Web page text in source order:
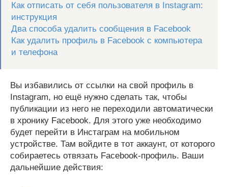
Как отписать от себя пользователя в Instagram:
инструкция
Два способа удалить сообщения в Facebook
Как удалить профиль в Facebook с компьютера
и телефона
Вы избавились от ссылки на свой профиль в
Instagram, но ещё нужно сделать так, чтобы
публикации из него не переходили автоматически
в хронику Facebook. Для этого уже необходимо
будет перейти в Инстаграм на мобильном
устройстве. Там войдите в тот аккаунт, от которого
собираетесь отвязать Facebook-профиль. Ваши
дальнейшие действия: